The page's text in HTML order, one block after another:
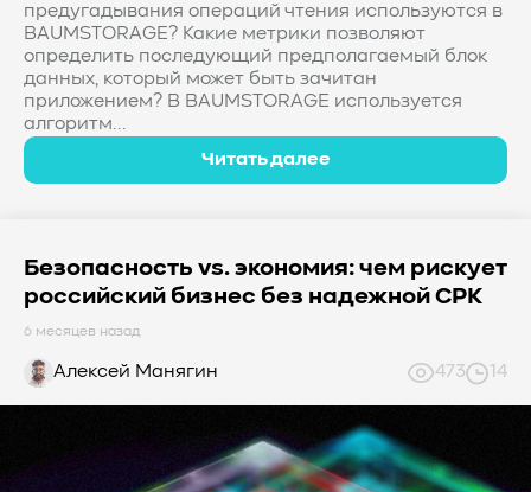
предугадывания операций чтения используются в
BAUMSTORAGE? Какие метрики позволяют
определить последующий предполагаемый блок
данных, который может быть зачитан
приложением? В BAUMSTORAGE используется
алгоритм...
Читать далее
Безопасность vs. экономия: чем рискует
российский бизнес без надежной СРК
6 месяцев назад
Алексей Манягин 473 14